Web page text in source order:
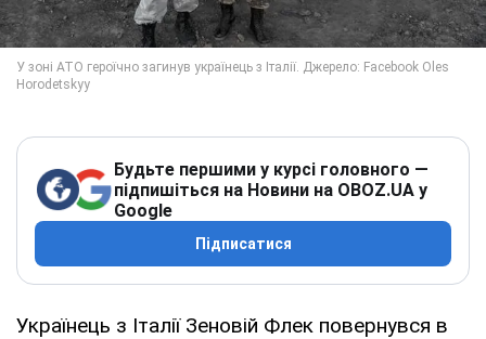
Будьте першими у курсі головного —
підпишіться на Новини на OBOZ.UA у
Google
Підписатися
Українець з Італії Зеновій Флек повернувся в